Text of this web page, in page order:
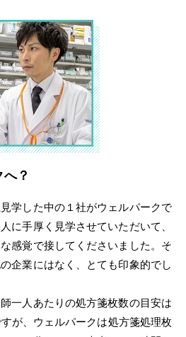
？
学した中の１社がウェルパークで
に手厚く見学させていただいて、
感覚で接してくださいました。そ
企業にはなく、とても印象的でし
一人あたりの処方箋枚数の目安は
が、ウェルパークは処方箋処理枚